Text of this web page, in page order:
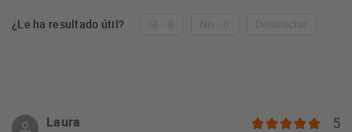
¿Le ha resultado útil?
Laura 5